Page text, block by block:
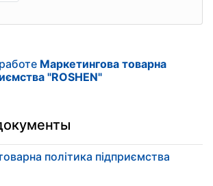
Маркетингова товарна
"ROSHEN"
політика підприємства